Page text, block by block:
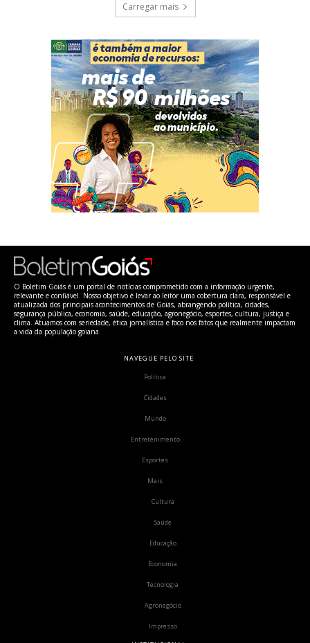
Carregar mais
O Boletim Goiás é um portal de notícias comprometido com a informação urgente,
relevante e confiável. Nosso objetivo é levar ao leitor uma cobertura clara, responsável e
atualizada dos principais acontecimentos de Goiás, abrangendo política, cidades,
segurança pública, economia, saúde, educação, agronegócio, esportes, cultura, justiça e
clima. Atuamos com seriedade, ética jornalística e foco nos fatos que realmente impactam
a vida da população goiana.
NAVEGUE PELO SITE
Política
Cidades
Mundo
Entretenimento
Esportes
Mais
Cultura
Saúde
Educação
Economia
Tecnologia
Agronegócio
Impresso